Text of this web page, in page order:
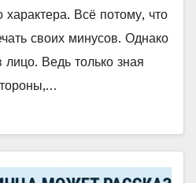
характера. Всё потому, что
своих минусов. Однако
лицо. Ведь только зная